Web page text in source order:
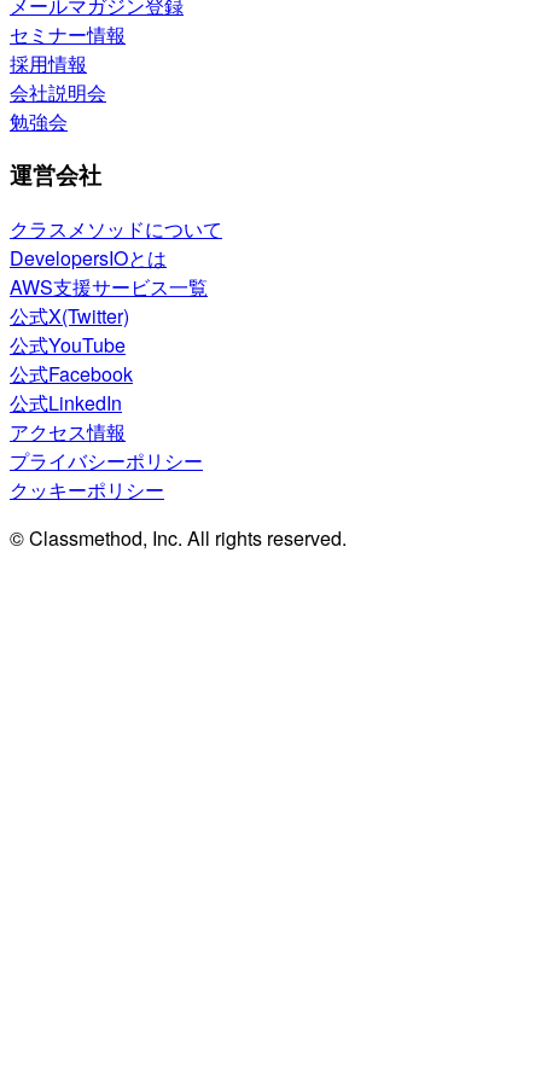
セミナー情報
採用情報
会社説明会
勉強会
運営会社
クラスメソッドについて
DevelopersIOとは
AWS支援サービス一覧
公式X(Twitter)
公式YouTube
公式Facebook
公式LinkedIn
アクセス情報
プライバシーポリシー
クッキーポリシー
© Classmethod, Inc. All rights reserved.